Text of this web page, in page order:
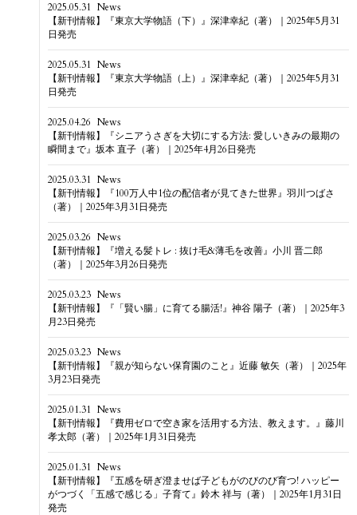
2025.05.31 News
【新刊情報】『東京大学物語（下）』深津幸紀（著）｜2025年5月31
日発売
2025.05.31 News
【新刊情報】『東京大学物語（上）』深津幸紀（著）｜2025年5月31
日発売
2025.04.26 News
【新刊情報】『シニアうさぎを大切にする方法: 愛しいきみの最期の
瞬間まで』坂本 直子（著）｜2025年4月26日発売
2025.03.31 News
【新刊情報】『100万人中1位の配信者が見てきた世界』羽川つばさ
（著）｜2025年3月31日発売
2025.03.26 News
【新刊情報】『増える髪トレ : 抜け毛&薄毛を改善』小川 晋二郎
（著）｜2025年3月26日発売
2025.03.23 News
【新刊情報】『「賢い腸」に育てる腸活!』神谷 陽子（著）｜2025年3
月23日発売
2025.03.23 News
【新刊情報】『親が知らない保育園のこと』近藤 敏矢（著）｜2025年
3月23日発売
2025.01.31 News
【新刊情報】『費用ゼロで空き家を活用する方法、教えます。』藤川
孝太郎（著）｜2025年1月31日発売
2025.01.31 News
【新刊情報】『五感を研ぎ澄ませば子どもがのびのび育つ! ハッピー
がつづく「五感で感じる」子育て』鈴木 祥与（著）｜2025年1月31日
発売